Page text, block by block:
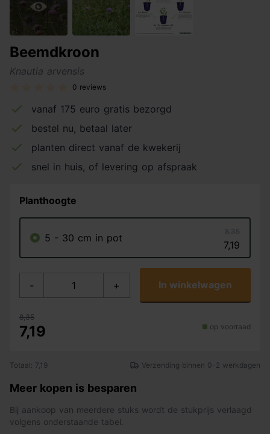
Beemdkroon
Knautia arvensis
0 reviews
vanaf 175 euro gratis bezorgd
bestel nu, betaal later
planten direct vanaf de kwekerij
snel in huis, of levering op afspraak
Planthoogte
5 - 30 cm in pot
8,35
7,19
- + In winkelwagen
8,35
7,19 op voorraad
Totaal: 7,19 Verzending binnen 0-2 werkdagen
Meer kopen is besparen
Bij aankoop van meerdere stuks wordt de stukprijs verlaagd
volgens onderstaande tabel.